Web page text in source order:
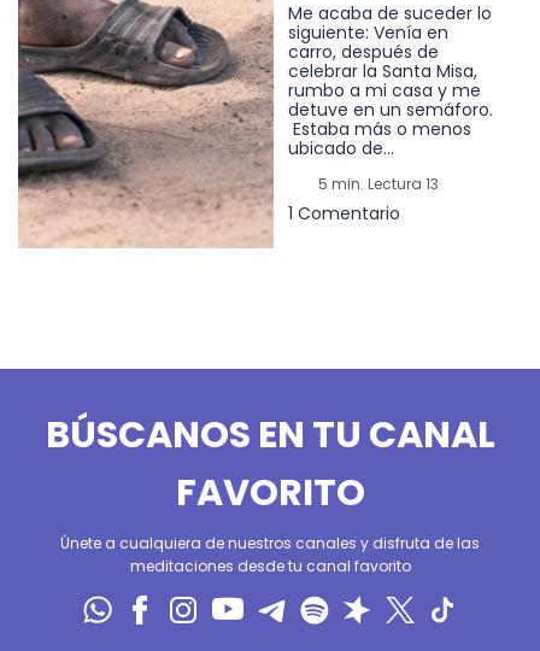
Me acaba de suceder lo
siguiente: Venía en
carro, después de
celebrar la Santa Misa,
rumbo a mi casa y me
detuve en un semáforo.
Estaba más o menos
ubicado de...
5 min. Lectura 13
1 Comentario
BÚSCANOS EN TU CANAL
FAVORITO
Únete a cualquiera de nuestros canales y disfruta de las
meditaciones desde tu canal favorito